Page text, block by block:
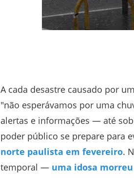
A cada desastre causado por
"não esperávamos por uma
alertas e informações — até
poder público se prepare para
norte paulista em fevereiro.
temporal — uma idosa